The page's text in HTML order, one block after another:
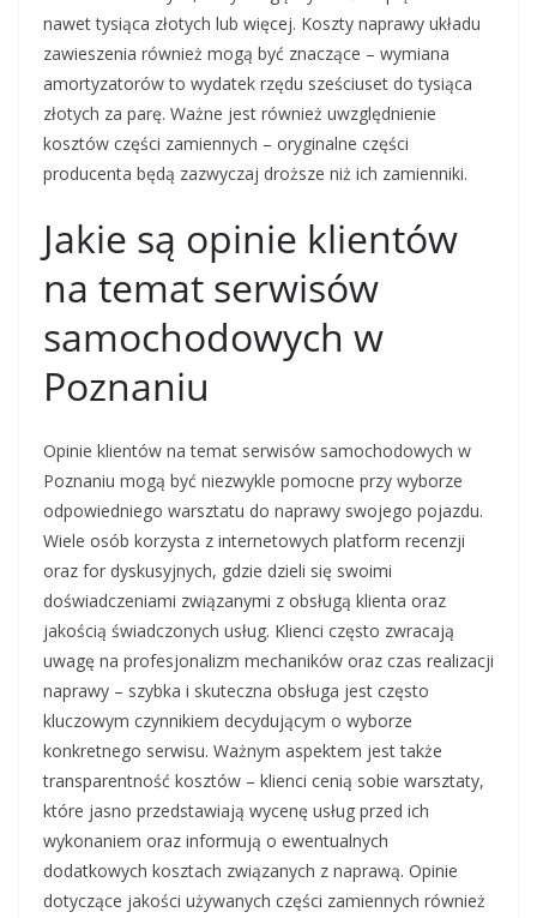
nawet tysiąca złotych lub więcej. Koszty naprawy układu
zawieszenia również mogą być znaczące – wymiana
amortyzatorów to wydatek rzędu sześciuset do tysiąca
złotych za parę. Ważne jest również uwzględnienie
kosztów części zamiennych – oryginalne części
producenta będą zazwyczaj droższe niż ich zamienniki.
Jakie są opinie klientów
na temat serwisów
samochodowych w
Poznaniu
Opinie klientów na temat serwisów samochodowych w
Poznaniu mogą być niezwykle pomocne przy wyborze
odpowiedniego warsztatu do naprawy swojego pojazdu.
Wiele osób korzysta z internetowych platform recenzji
oraz for dyskusyjnych, gdzie dzieli się swoimi
doświadczeniami związanymi z obsługą klienta oraz
jakością świadczonych usług. Klienci często zwracają
uwagę na profesjonalizm mechaników oraz czas realizacji
naprawy – szybka i skuteczna obsługa jest często
kluczowym czynnikiem decydującym o wyborze
konkretnego serwisu. Ważnym aspektem jest także
transparentność kosztów – klienci cenią sobie warsztaty,
które jasno przedstawiają wycenę usług przed ich
wykonaniem oraz informują o ewentualnych
dodatkowych kosztach związanych z naprawą. Opinie
dotyczące jakości używanych części zamiennych również